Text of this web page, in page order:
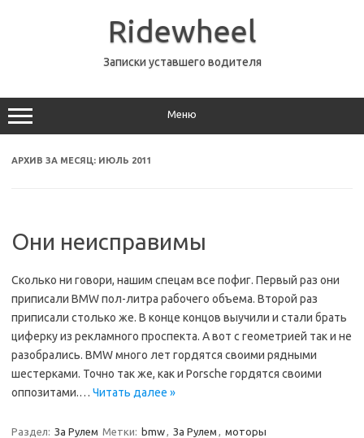
Ridewheel
Записки уставшего водителя
Меню
АРХИВ ЗА МЕСЯЦ: ИЮЛЬ 2011
Они неисправимы
Сколько ни говори, нашим спецам все пофиг. Первый раз они
приписали BMW пол-литра рабочего объема. Второй раз
приписали столько же. В конце концов выучили и стали брать
циферку из рекламного проспекта. А вот с геометрией так и не
разобрались. BMW много лет гордятся своими рядными
шестерками. Точно так же, как и Porsche гордятся своими
оппозитами.… Читать далее »
Раздел: За Рулем Метки: bmw, За Рулем , моторы